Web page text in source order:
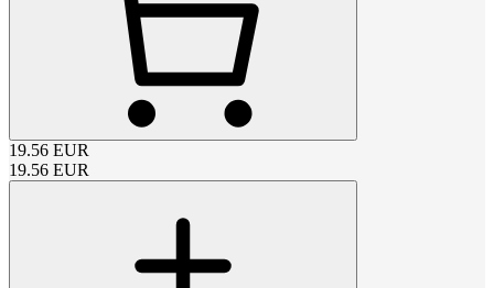
19.56 EUR
19.56 EUR